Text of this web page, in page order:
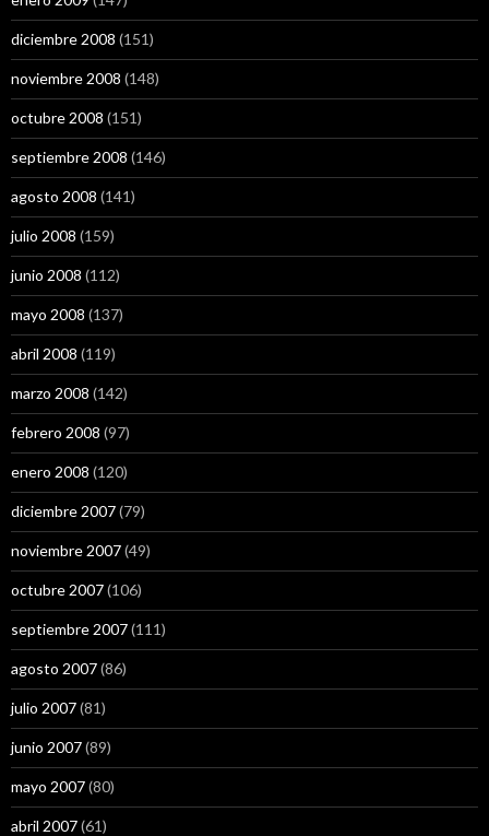
diciembre 2008 (151)
noviembre 2008 (148)
octubre 2008 (151)
septiembre 2008 (146)
agosto 2008 (141)
julio 2008 (159)
junio 2008 (112)
mayo 2008 (137)
abril 2008 (119)
marzo 2008 (142)
febrero 2008 (97)
enero 2008 (120)
diciembre 2007(79)
noviembre 2007(49)
octubre 2007(106)
septiembre 2007(111)
agosto 2007(86)
julio 2007(81)
junio 2007(89)
mayo 2007(80)
abril 2007(61)